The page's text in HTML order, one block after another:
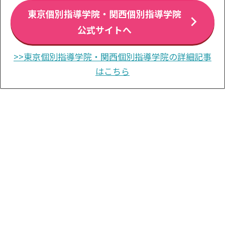
東京個別指導学院・関西個別指導学院
公式サイトへ
>>東京個別指導学院・関西個別指導学院の詳細記事
はこちら